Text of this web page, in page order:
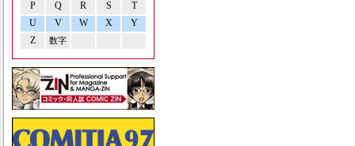
P Q R S
T
U
V W X
Y
Z
数字